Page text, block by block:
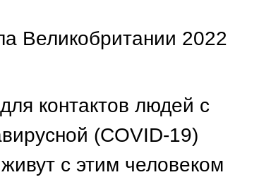
Великобритании 2022
контактов людей с
(COVID-19)
с этим человеком